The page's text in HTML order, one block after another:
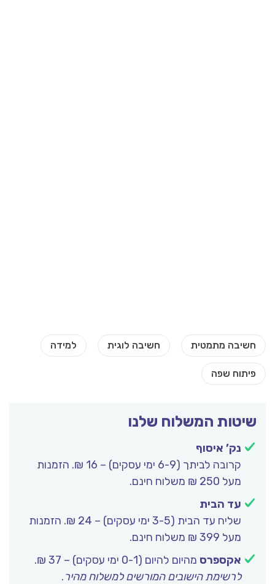
שיטות המשלוח שלנו
נק’ איסוף
קרובה לביתך (6-9 ימי עסקים) – 16 ₪. הזמנות
מעל 250 ₪ משלוח חינם.
עד הבית
שליח עד הבית (3-5 ימי עסקים) – 24 ₪. הזמנות
מעל 399 ₪ משלוח חינם.
אקספרס מהיום להיום (0-1 ימי עסקים) – 37 ₪.
לרשימת הישובים המורשים למשלוח מהיר.